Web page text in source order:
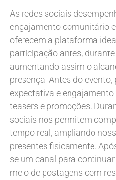
As redes sociais
engajamento comunitário
oferecem a plataforma
participação antes,
aumentando assim o
presença. Antes do
expectativa e
teasers e promoções.
sociais nos permitem
tempo real, ampliando
presentes fisicamente.
se um canal para
meio de postagens com